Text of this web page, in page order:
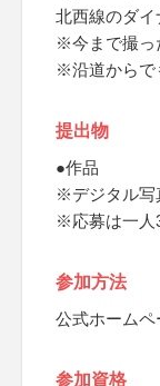
北西線のダ
※今まで撮っ
※沿道からで
提出物
●作品
※デジタル写
※応募は一人
参加方法
公式ホーム
参加資格